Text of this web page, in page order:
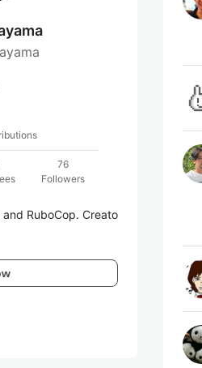
76
Followers
RuboCop. Creato